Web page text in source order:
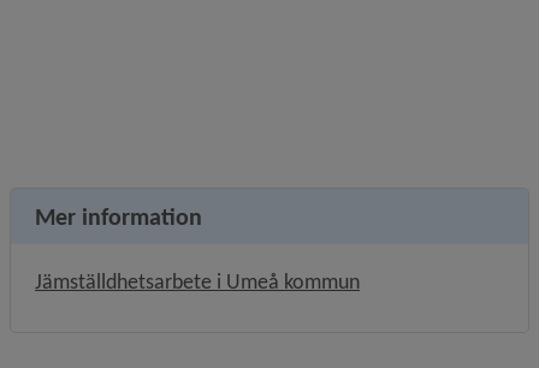
Mer information
Jämställdhetsarbete i Umeå kommun